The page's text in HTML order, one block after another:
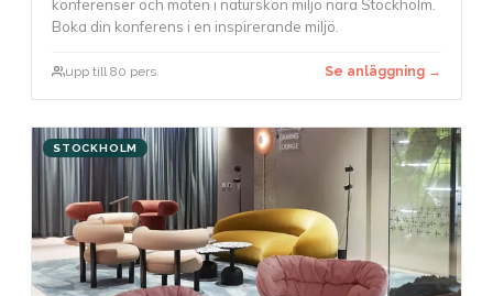
konferenser och möten i naturskön miljö nära Stockholm.
Boka din konferens i en inspirerande miljö.
upp till 80 pers. Se anläggning →
STOCKHOLM